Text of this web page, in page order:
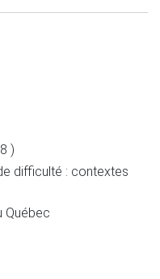
)
difficulté : contextes
Québec